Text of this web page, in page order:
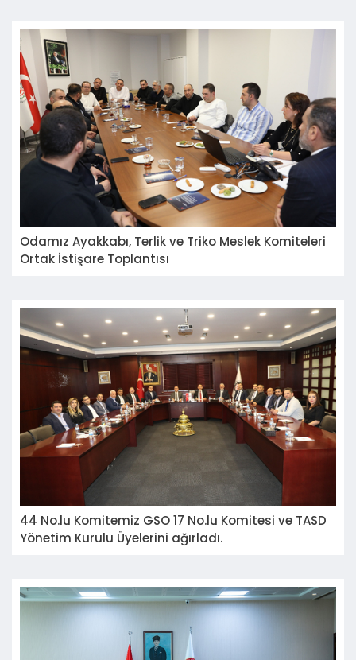
ziyaret etti.
Odamız Ayakkabı, Terlik ve Triko Meslek Komiteleri
Ortak İstişare Toplantısı
44 No.lu Komitemiz GSO 17 No.lu Komitesi ve TASD
Yönetim Kurulu Üyelerini ağırladı.